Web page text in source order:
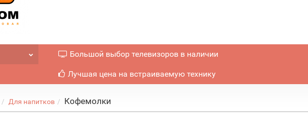
Большой выбор телевизоров в наличии
Лучшая цена на встраиваемую технику
Для напитков Кофемолки